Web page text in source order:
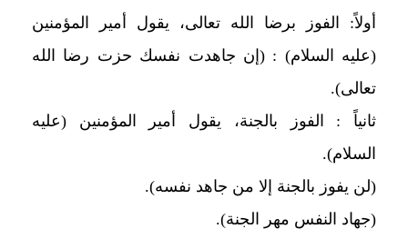
أولاً: الفوز برضا الله تعالى، يقول أمير المؤمنين
(عليه السلام) : (إن جاهدت نفسك حزت رضا الله
تعالى).
ثانياً : الفوز بالجنة، يقول أمير المؤمنين (عليه
السلام).
(لن يفوز بالجنة إلا من جاهد نفسه).
(جهاد النفس مهر الجنة).